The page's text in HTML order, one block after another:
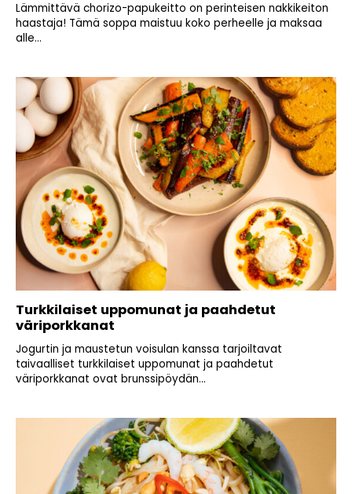
Lämmittävä chorizo-papukeitto on perinteisen nakkikeiton
haastaja! Tämä soppa maistuu koko perheelle ja maksaa
alle...
Turkkilaiset uppomunat ja paahdetut
väriporkkanat
Jogurtin ja maustetun voisulan kanssa tarjoiltavat
taivaalliset turkkilaiset uppomunat ja paahdetut
väriporkkanat ovat brunssipöydän...